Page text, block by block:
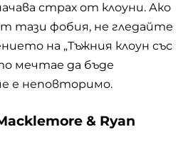
страх от клоуни. Ако
тази фобия, не гледайте
на „Тъжния клоун със
мечтае да бъде
е неповторимо.
& Ryan